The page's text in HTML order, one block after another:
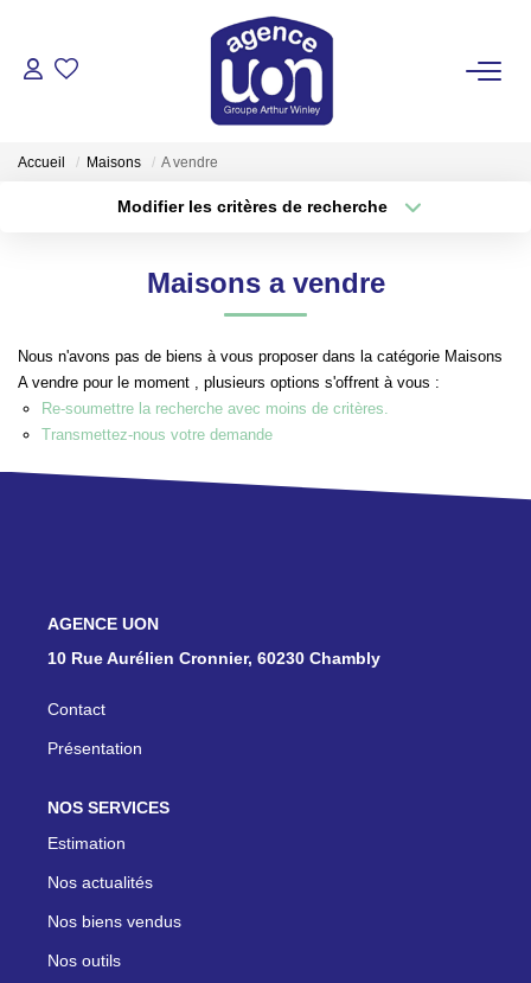
ACHETER
VOTRE AGENCE
CONTACT
Accueil Maisons A vendre
Modifier les critères de recherche
Budget max Plus de critères
Maisons a vendre
Nous n'avons pas de biens à vous proposer dans la catégorie Maisons
A vendre pour le moment , plusieurs options s'offrent à vous :
Re-soumettre la recherche avec moins de critères.
Transmettez-nous votre demande
NOS AGENCES
10 Rue Aurélien Cronnier, 60230 Chambly
Contact
Présentation
NOS SERVICES
Estimation
Nos actualités
Nos biens vendus
Nos outils